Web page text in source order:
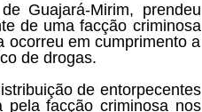
Guajará-Mirim, prendeu
de uma facção criminosa
ocorreu em cumprimento a
de drogas.
de entorpecentes
pela facção criminosa nos